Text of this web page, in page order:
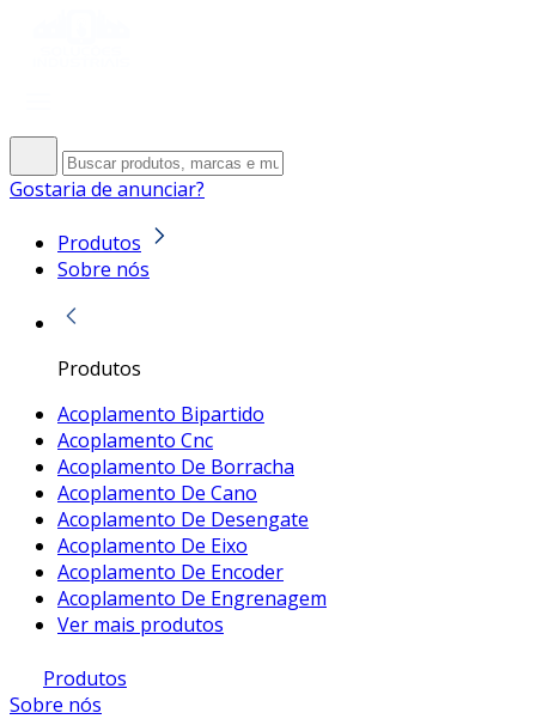
Gostaria de anunciar?
Produtos
Sobre nós
Produtos
Acoplamento Bipartido
Acoplamento Cnc
Acoplamento De Borracha
Acoplamento De Cano
Acoplamento De Desengate
Acoplamento De Eixo
Acoplamento De Encoder
Acoplamento De Engrenagem
Ver mais produtos
Produtos
Sobre nós